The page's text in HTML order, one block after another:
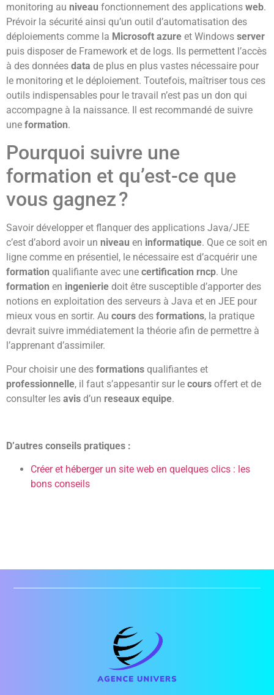
monitoring au niveau fonctionnement des applications web.
Prévoir la sécurité ainsi qu’un outil d’automatisation des
déploiements comme la Microsoft azure et Windows server
puis disposer de Framework et de logs. Ils permettent l’accès
à des données data de plus en plus vastes nécessaire pour
le monitoring et le déploiement. Toutefois, maîtriser tous ces
outils indispensables pour le travail n’est pas un don qui
accompagne à la naissance. Il est recommandé de suivre
une formation.
Pourquoi suivre une
formation et qu’est-ce que
vous gagnez ?
Savoir développer et flanquer des applications Java/JEE
c’est d’abord avoir un niveau en informatique. Que ce soit en
ligne comme en présentiel, le nécessaire est d’acquérir une
formation qualifiante avec une certification rncp. Une
formation en ingenierie doit être susceptible d’apporter des
notions en exploitation des serveurs à Java et en JEE pour
mieux vous en sortir. Au cours des formations, la pratique
devrait suivre immédiatement la théorie afin de permettre à
l’apprenant d’assimiler.
Pour choisir une des formations qualifiantes et
professionnelle, il faut s’appesantir sur le cours offert et de
consulter les avis d’un reseaux equipe.
D’autres conseils pratiques :
Créer et héberger un site web en quelques clics : les
bons conseils